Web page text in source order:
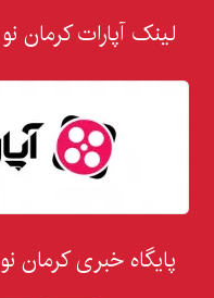
لینک آپارات کرمان نو
پایگاه خبری کرمان نو